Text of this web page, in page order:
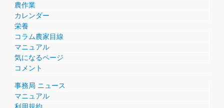
農作業
カレンダー
栄養
コラム農家目線
マニュアル
気になるページ
コメント
事務局 ニュース
マニュアル